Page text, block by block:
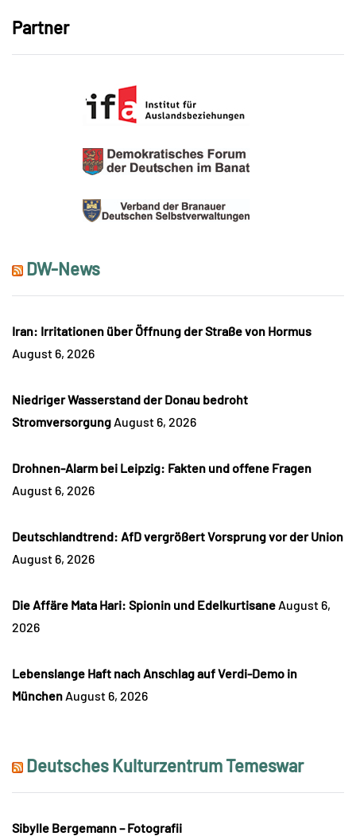
Partner
DW-News
Iran: Irritationen über Öffnung der Straße von Hormus
August 6, 2026
Niedriger Wasserstand der Donau bedroht
Stromversorgung August 6, 2026
Drohnen-Alarm bei Leipzig: Fakten und offene Fragen
August 6, 2026
Deutschlandtrend: AfD vergrößert Vorsprung vor der Union
August 6, 2026
Die Affäre Mata Hari: Spionin und Edelkurtisane August 6,
2026
Lebenslange Haft nach Anschlag auf Verdi-Demo in
München August 6, 2026
Deutsches Kulturzentrum Temeswar
Sibylle Bergemann – Fotografii